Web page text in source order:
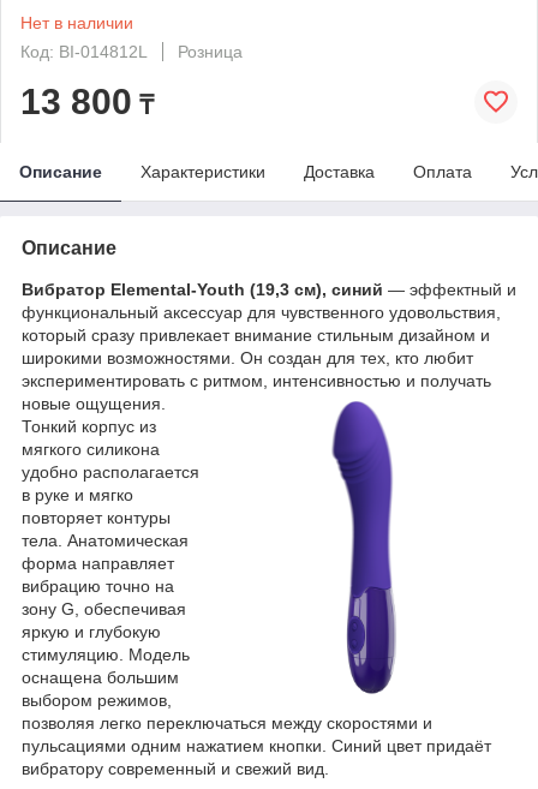
Нет в наличии
Код: BI-014812L
Розница
13 800 ₸
Описание Характеристики Доставка Оплата
Описание
Вибратор Elemental-Youth (19,3 см), синий — эффектный и
функциональный аксессуар для чувственного удовольствия,
который сразу привлекает внимание стильным дизайном и
широкими возможностями. Он создан для тех, кто любит
экспериментировать с ритмом, интенсивностью и получать
новые ощущения.
Тонкий корпус из
мягкого силикона
удобно располагается
в руке и мягко
повторяет контуры
тела. Анатомическая
форма направляет
вибрацию точно на
зону G, обеспечивая
яркую и глубокую
стимуляцию. Модель
оснащена большим
выбором режимов,
позволяя легко переключаться между скоростями и
пульсациями одним нажатием кнопки. Синий цвет придаёт
вибратору современный и свежий вид.